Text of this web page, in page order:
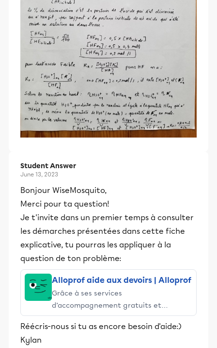
Student Answer
June 13, 2023
Bonjour WiseMosquito,
Merci pour ta question!
Je t'invite dans un premier temps à consulter
les démarches présentées dans cette fiche
explicative, tu pourras les appliquer à la
question de ton problème:
Alloprof aide aux devoirs | Alloprof
Grâce à ses services
d’accompagnement gratuits et
stimulants, Alloprof engage les élèves
et leurs parents dans la réussite
Réécris-nous si tu as encore besoin d'aide:)
Kylan